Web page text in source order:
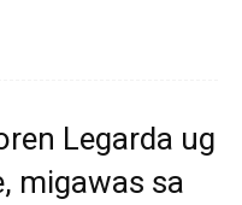
Legarda ug
migawas sa